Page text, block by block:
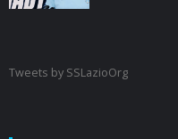
Tweets by SSLazioOrg